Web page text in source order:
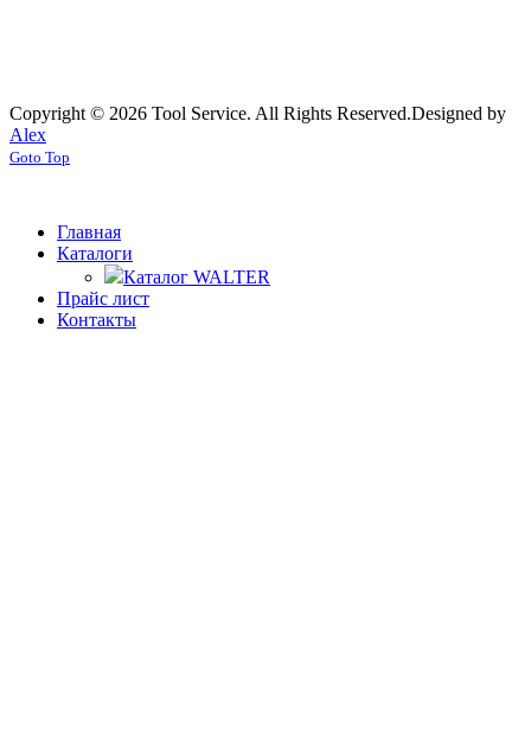
Copyright © 2026 Tool Service. All Rights Reserved.Designed by
Alex
Goto Top
Главная
Каталоги
Каталог WALTER
Прайс лист
Контакты